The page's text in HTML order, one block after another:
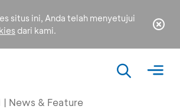
situs ini, Anda telah menyetujui
dari kami.
| News & Feature